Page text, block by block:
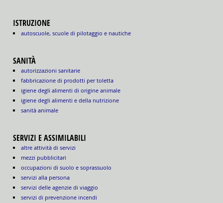
ISTRUZIONE
autoscuole, scuole di pilotaggio e nautiche
SANITÀ
autorizzazioni sanitarie
fabbricazione di prodotti per toletta
igiene degli alimenti di origine animale
igiene degli alimenti e della nutrizione
sanità animale
SERVIZI E ASSIMILABILI
altre attività di servizi
mezzi pubblicitari
occupazioni di suolo e soprassuolo
servizi alla persona
servizi delle agenzie di viaggio
servizi di prevenzione incendi